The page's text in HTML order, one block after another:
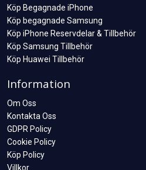
Köp Begagnade iPhone
Köp begagnade Samsung
Köp iPhone Reservdelar & Tillbehör
Köp Samsung Tillbehör
Köp Huawei Tillbehör
Information
Om Oss
Kontakta Oss
GDPR Policy
Cookie Policy
Köp Policy
Villkor